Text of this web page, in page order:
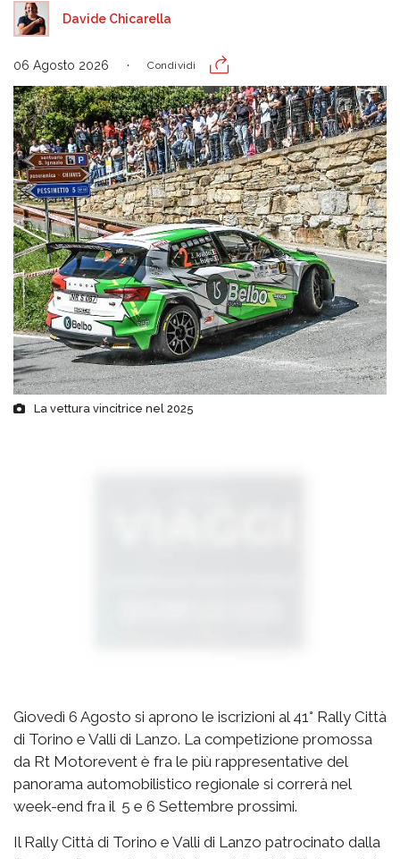
Davide Chicarella
06 Agosto 2026 Condividi
La vettura vincitrice nel 2025
Giovedì 6 Agosto si aprono le iscrizioni al 41° Rally Città
di Torino e Valli di Lanzo. La competizione promossa
da Rt Motorevent è fra le più rappresentative del
panorama automobilistico regionale si correrà nel
week-end fra il 5 e 6 Settembre prossimi.
Il Rally Città di Torino e Valli di Lanzo patrocinato dalla